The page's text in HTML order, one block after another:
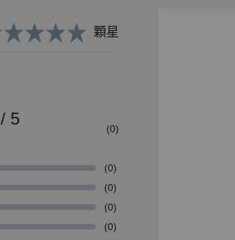
顆星
/ 5
(0)
(0)
(0)
(0)
(0)